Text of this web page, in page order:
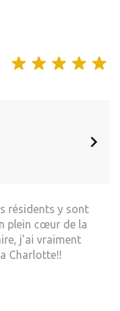
résidents y sont
plein cœur de la
j’ai vraiment
Charlotte!!